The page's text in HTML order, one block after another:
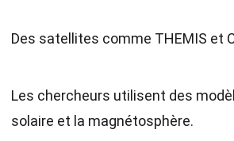
Des satellites comme THEMIS et
Les chercheurs utilisent des
solaire et la magnétosphère.